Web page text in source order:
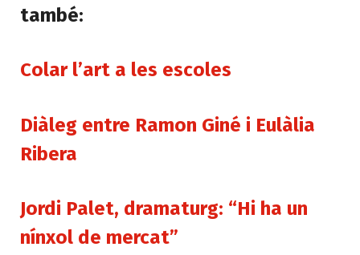
també:
Colar l’art a les escoles
Diàleg entre Ramon Giné i Eulàlia
Ribera
Jordi Palet, dramaturg: “Hi ha un
nínxol de mercat”